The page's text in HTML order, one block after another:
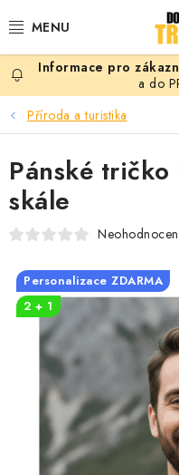
na
PRO ŽENY
PRO MUŽE
PRO DĚTI
PRO PÁRY
VLASTNÍ MOTIV
TRIČKA
MIKINY
OKAMŽITĚ K ODBĚRU
a do
Příroda a turistika
Pánské
skále
Personalizace ZDARMA
2 + 1